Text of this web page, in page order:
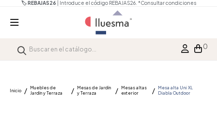
🏷️ REBAJAS26 | Introduce el código REBAJAS26. *Consultar condiciones
0
Inicio
Muebles de
Jardín y Terraza
Mesas de Jardín
y Terraza
Mesas altas
exterior
Mesa alta Uni XL
Diabla Outdoor